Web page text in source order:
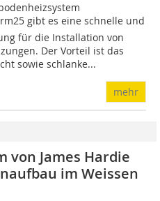
gibt es eine schnelle und
für die Installation von
Der Vorteil ist das
sowie schlanke...
mehr
von James Hardie
im Weissen